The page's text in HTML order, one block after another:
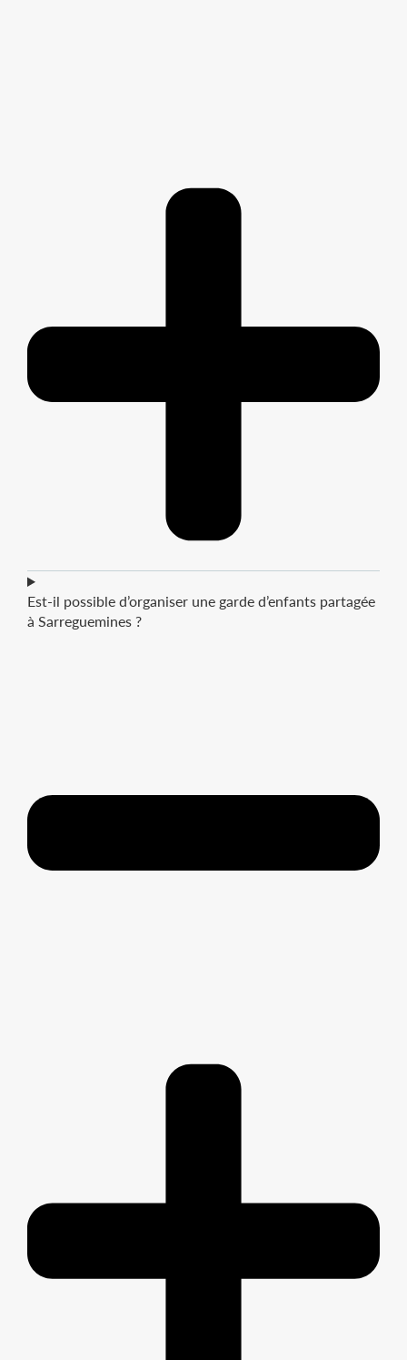
Est-il possible d’organiser une garde d’enfants partagée
à Sarreguemines ?